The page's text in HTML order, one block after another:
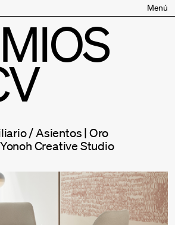
Menú
/ Asientos | Oro
Creative Studio